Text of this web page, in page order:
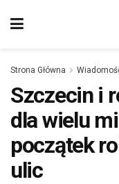
Strona Główna
Szczecin i
dla wielu
początek
ulic